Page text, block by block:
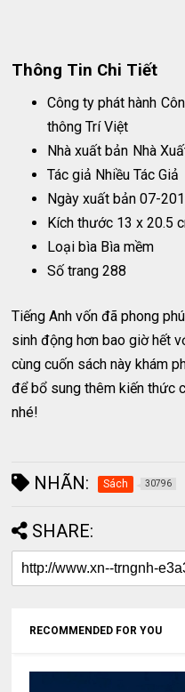
Thông Tin Chi Tiết
Công ty phát hành
thông Trí Việt
Nhà xuất bản Nhà
Tác giả Nhiều Tác Giả
Ngày xuất bản 07-
Kích thước 13 x 20.5
Loại bìa Bìa mềm
Số trang 288
Tiếng Anh vốn đã phong
sinh động hơn bao giờ hết
cùng cuốn sách này khám
để bổ sung thêm kiến thức
nhé!
NHÃN: Sách 30796
SHARE:
RECOMMENDED FOR YOU